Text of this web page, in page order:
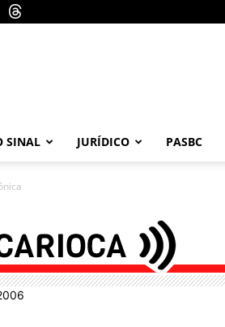
SINAL JURÍDICO PASBC